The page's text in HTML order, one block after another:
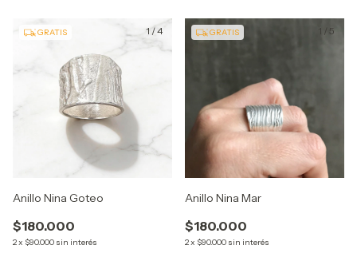
1 /4
GRATIS
Anillo Nina Goteo
$180.000
2x $90.000 sin interés
1 / 5
GRATIS
Anillo Nina Mar
$180.000
2x $90.000 sin interés